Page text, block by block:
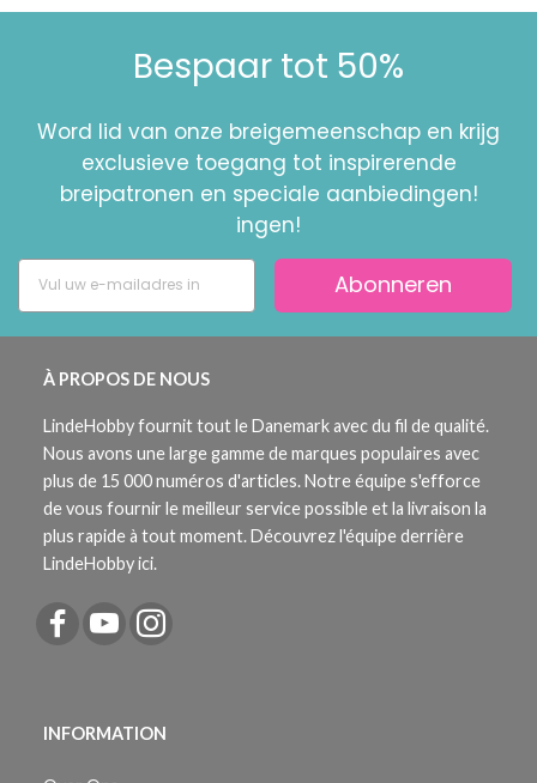
Bespaar tot 50%
Word lid van onze breigemeenschap en krijg
exclusieve toegang tot inspirerende
breipatronen en speciale aanbiedingen!
ingen!
Abonneren
À PROPOS DE NOUS
LindeHobby fournit tout le Danemark avec du fil de qualité.
Nous avons une large gamme de marques populaires avec
plus de 15 000 numéros d'articles. Notre équipe s'efforce
de vous fournir le meilleur service possible et la livraison la
plus rapide à tout moment. Découvrez l'équipe derrière
LindeHobby ici.
INFORMATION